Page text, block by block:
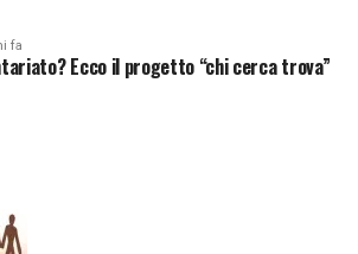
fa
Ecco il progetto “chi cerca trova”